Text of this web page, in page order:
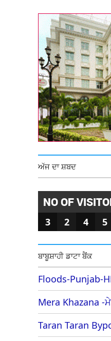
ਅੱਜ ਦਾ ਸ਼ਬਦ
NO OF
3 2 4 5
ਬਾਬੂਸ਼ਾਹੀ ਡਾਟਾ ਬੈਂਕ
Floods-Punjab-
Mera Khazana -
Taran Taran